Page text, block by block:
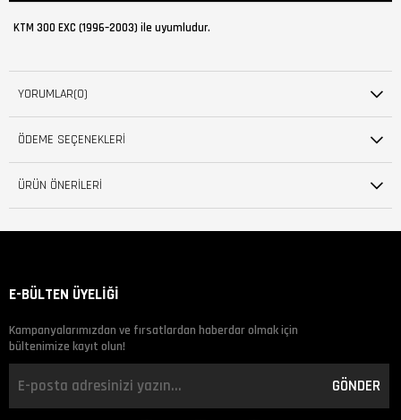
KTM 300 EXC (1996–2003) ile uyumludur.
YORUMLAR(0)
ÖDEME SEÇENEKLERI
ÜRÜN ÖNERILERI
E-BÜLTEN ÜYELİĞİ
Kampanyalarımızdan ve fırsatlardan haberdar olmak için
bültenimize kayıt olun!
GÖNDER